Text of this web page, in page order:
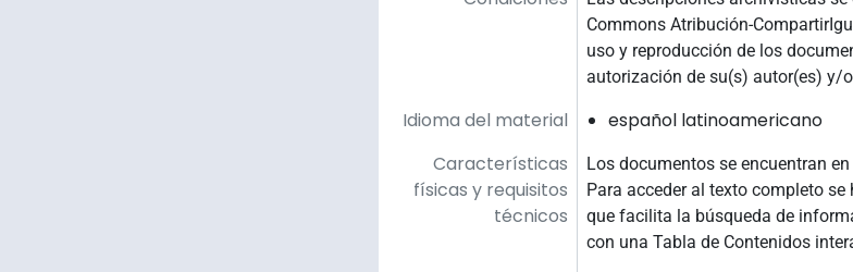
Commons Atribución-
uso y reproducción de los
autorización de su(s) autor(es) y/o
Idioma del material
español latinoamericano
Características
físicas y requisitos
técnicos
Los documentos se encuentran
Para acceder al texto completo
que facilita la búsqueda de
con una Tabla de Contenidos